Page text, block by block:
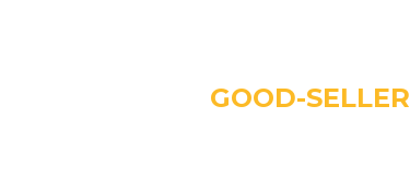
GOOD-SELLER